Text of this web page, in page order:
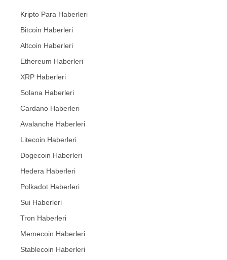
Kripto Para Haberleri
Bitcoin Haberleri
Altcoin Haberleri
Ethereum Haberleri
XRP Haberleri
Solana Haberleri
Cardano Haberleri
Avalanche Haberleri
Litecoin Haberleri
Dogecoin Haberleri
Hedera Haberleri
Polkadot Haberleri
Sui Haberleri
Tron Haberleri
Memecoin Haberleri
Stablecoin Haberleri